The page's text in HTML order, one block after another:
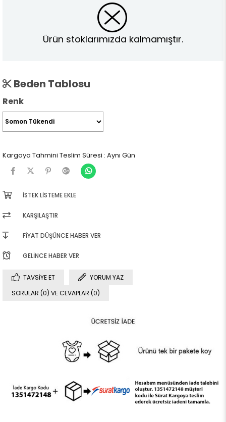
Ürün stoklarımızda kalmamıştır.
Beden Tablosu
Renk
Kargoya Tahmini Teslim Süresi : Aynı Gün
İSTEK LISTEME EKLE
KARŞILAŞTIR
FIYAT DÜŞÜNCE HABER VER
GELINCE HABER VER
TAVSIYE ET
YORUM YAZ
SORULAR (0) VE CEVAPLAR (0)